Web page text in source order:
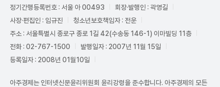
정기간행등록번호 : 서울 아 00493
회장·발행인 : 곽영길
사장·편집인 : 임규진
청소년보호책임자 : 전운
주소 : 서울특별시 종로구 종로 1길 42(수송동 146-1) 이마빌딩 11층
전화 : 02-767-1500
발행일자 : 2007년 11월 15일
등록일자 : 2008년 01월10일
아주경제는 인터넷신문윤리위원회 윤리강령을 준수합니다. 아주경제의 모든